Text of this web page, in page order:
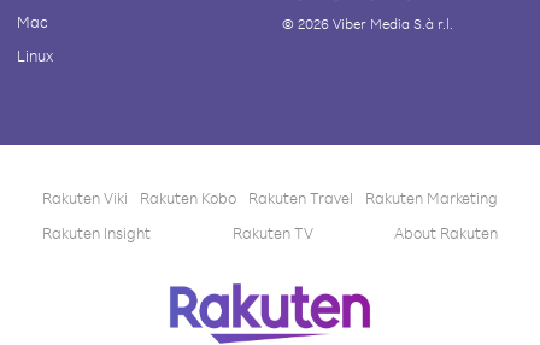
Mac
Linux
© 2026Viber Media S.à r.l.
Rakuten Viki Rakuten Kobo Rakuten Travel
Rakuten Marketing
Rakuten Insight
Rakuten TV About Rakuten